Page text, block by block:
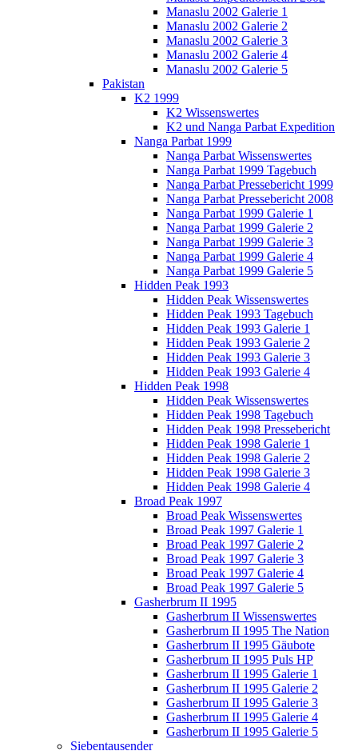
Manaslu 2002 Galerie 1
Manaslu 2002 Galerie 2
Manaslu 2002 Galerie 3
Manaslu 2002 Galerie 4
Manaslu 2002 Galerie 5
Pakistan
K2 1999
K2 Wissenswertes
K2 und Nanga Parbat Expedition
Nanga Parbat 1999
Nanga Parbat Wissenswertes
Nanga Parbat 1999 Tagebuch
Nanga Parbat Pressebericht 1999
Nanga Parbat Pressebericht 2008
Nanga Parbat 1999 Galerie 1
Nanga Parbat 1999 Galerie 2
Nanga Parbat 1999 Galerie 3
Nanga Parbat 1999 Galerie 4
Nanga Parbat 1999 Galerie 5
Hidden Peak 1993
Hidden Peak Wissenswertes
Hidden Peak 1993 Tagebuch
Hidden Peak 1993 Galerie 1
Hidden Peak 1993 Galerie 2
Hidden Peak 1993 Galerie 3
Hidden Peak 1993 Galerie 4
Hidden Peak 1998
Hidden Peak Wissenswertes
Hidden Peak 1998 Tagebuch
Hidden Peak 1998 Pressebericht
Hidden Peak 1998 Galerie 1
Hidden Peak 1998 Galerie 2
Hidden Peak 1998 Galerie 3
Hidden Peak 1998 Galerie 4
Broad Peak 1997
Broad Peak Wissenswertes
Broad Peak 1997 Galerie 1
Broad Peak 1997 Galerie 2
Broad Peak 1997 Galerie 3
Broad Peak 1997 Galerie 4
Broad Peak 1997 Galerie 5
Gasherbrum II 1995
Gasherbrum II Wissenswertes
Gasherbrum II 1995 The Nation
Gasherbrum II 1995 Gäubote
Gasherbrum II 1995 Puls HP
Gasherbrum II 1995 Galerie 1
Gasherbrum II 1995 Galerie 2
Gasherbrum II 1995 Galerie 3
Gasherbrum II 1995 Galerie 4
Gasherbrum II 1995 Galerie 5
Siebentausender